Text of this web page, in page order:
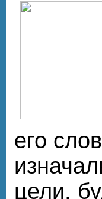
его
цели,